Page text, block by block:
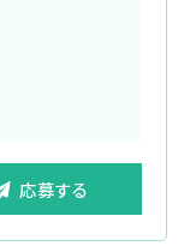
応募する